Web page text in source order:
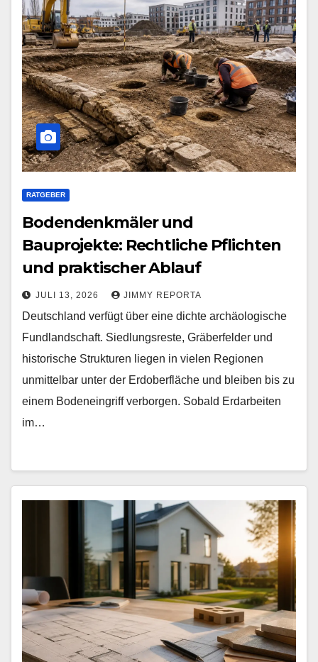
RATGEBER
Bodendenkmäler und
Bauprojekte: Rechtliche Pflichten
und praktischer Ablauf
JULI 13, 2026 JIMMY REPORTA
Deutschland verfügt über eine dichte archäologische
Fundlandschaft. Siedlungsreste, Gräberfelder und
historische Strukturen liegen in vielen Regionen
unmittelbar unter der Erdoberfläche und bleiben bis zu
einem Bodeneingriff verborgen. Sobald Erdarbeiten
im…